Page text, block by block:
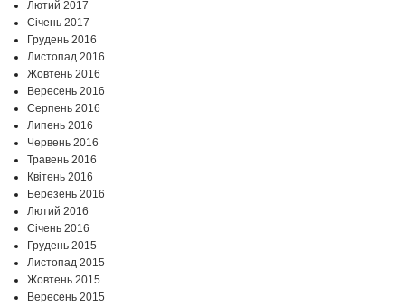
Лютий 2017
Січень 2017
Грудень 2016
Листопад 2016
Жовтень 2016
Вересень 2016
Серпень 2016
Липень 2016
Червень 2016
Травень 2016
Квітень 2016
Березень 2016
Лютий 2016
Січень 2016
Грудень 2015
Листопад 2015
Жовтень 2015
Вересень 2015